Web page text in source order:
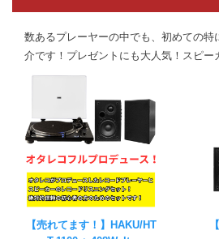
数あるプレーヤーの中でも、初めての特
介です！プレゼントにも大人気！スピー
【売れてます！】HAKU/HT